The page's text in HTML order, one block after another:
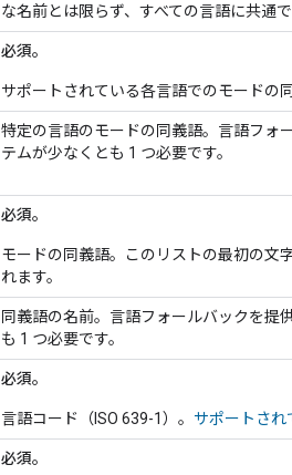
な名前とは限らず、すべての言語に共通で
必須。
サポートされている各言語でのモードの同
特定の言語のモードの同義語。言語フォ
テムが少なくとも 1 つ必要です。
必須。
モードの同義語。このリストの最初の文
れます。
同義語の名前。言語フォールバックを提
も 1 つ必要です。
必須。
言語コード（ISO 639-1）。 サポートされ
必須。